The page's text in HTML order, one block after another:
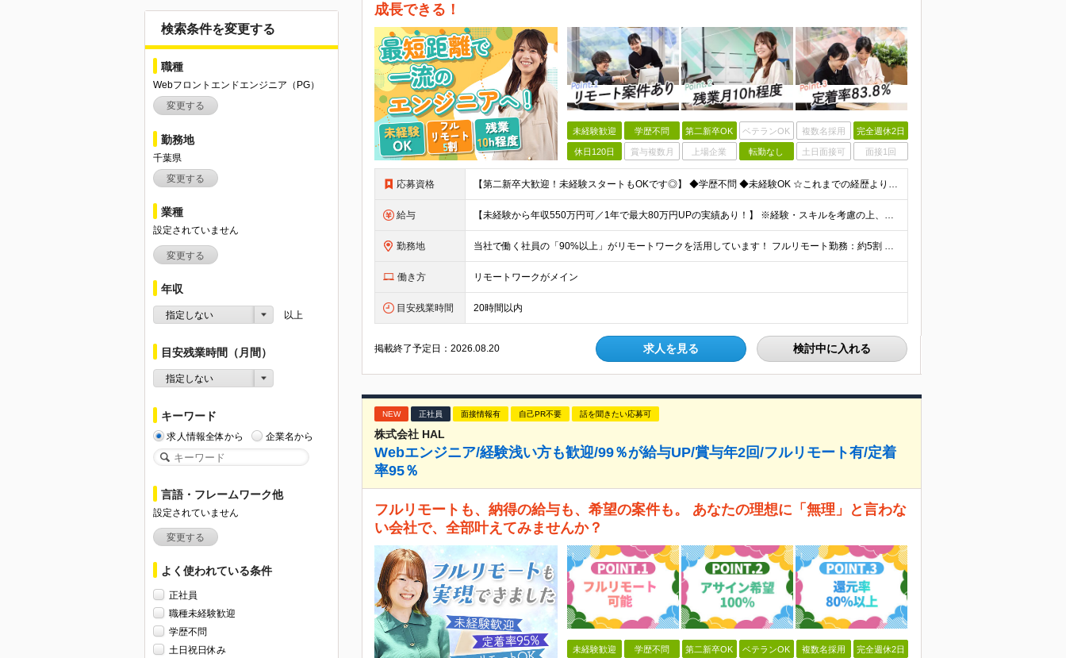
検索条件を変更する
職種
Webフロントエンドエンジニア（PG）
変更する
勤務地
千葉県
変更する
業種
設定されていません
変更する
年収
指定しない 以上
目安残業時間（月間）
指定しない
キーワード
求人情報全体から 企業名から
言語・フレームワーク他
設定されていません
変更する
よく使われている条件
正社員
職種未経験歓迎
学歴不問
土日祝日休み
成長できる！
未経験歓迎 学歴不問 第二新卒OK ベテランOK 複数名採用 完全週休2日
休日120日 賞与複数月 上場企業 転勤なし 土日面接可 面接1回
応募資格 【第二新卒大歓迎！未経験スタートもOKです◎】 ◆学歴不問 ◆未経験OK ☆これまでの経歴よりも「これから」を重視します！ ☆文系・理系、前職の雇用形態は一切問いません！ ＼先輩たちの前職もさまざ
給与 【未経験から年収550万円可／1年で最大80万円UPの実績あり！】 ※経験・スキルを考慮の上、決定いたします。 【月給】27万円〜29万円 ※上記には固定残業代（月25時間分／4万5,000円〜4万
勤務地 当社で働く社員の「90%以上」がリモートワークを活用しています！ フルリモート勤務：約5割 ハイブリッド勤務（リモート＋出社）：約4割 【本社】東京都千代田区丸の内2-4-1 丸の内ビルディング12
働き方 リモートワークがメイン
目安残業時間 20時間以内
掲載終了予定日：2026.08.20 求人を見る 検討中に入れる
NEW 正社員 面接情報有 自己PR不要 話を聞きたい応募可
株式会社 HAL
Webエンジニア/経験浅い方も歓迎/99％が給与UP/賞与年2回/フルリモート有/定着
率95％
フルリモートも、納得の給与も、希望の案件も。 あなたの理想に「無理」と言わな
い会社で、全部叶えてみませんか？
未経験歓迎 学歴不問 第二新卒OK ベテランOK 複数名採用 完全週休2日